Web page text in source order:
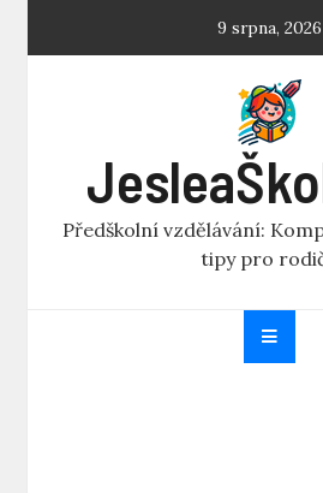
9 srpna, 2026
Předškolní vzdělávání:
tipy pro